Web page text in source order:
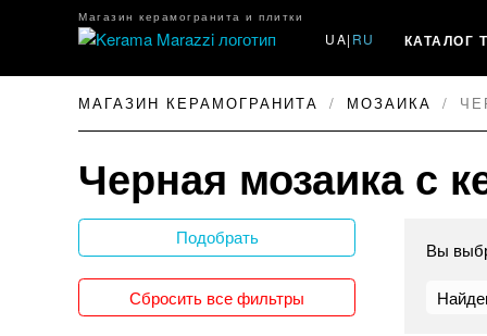
Магазин керамогранита и плитки
UA| RU КАТАЛОГ
МАГАЗИН КЕРАМОГРАНИТА МОЗАИКА
Черная мозаика с
Вы
Подобрать
Сбросить все фильтры